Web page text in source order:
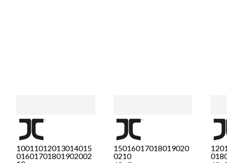
10011012013014015
01601701801902002
15016017018019020
0210
120
0